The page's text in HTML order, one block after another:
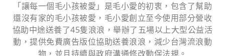
「讓每一個毛小孩被愛」是毛小愛的初衷，包含了幫助
還沒有家的毛小孩被愛，毛小愛創立至今使用部分營收
協助中途送養了45隻浪浪，舉辦了五場以上大型公益活
動，提供免費廣告版位協助送養浪浪，減少台灣流浪動
物，並且持續與政府溝通修改動保法規。